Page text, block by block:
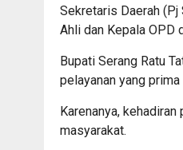
Sekretaris Daerah (Pj
Ahli dan Kepala OPD
Bupati Serang Ratu
pelayanan yang
Karenanya,
masyarakat.